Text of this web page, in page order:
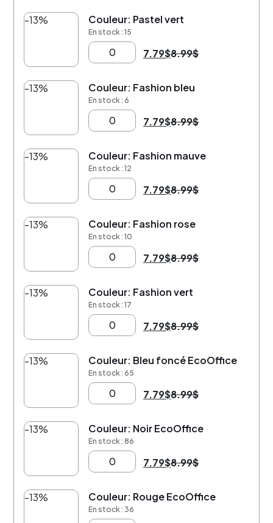
-13% Couleur: Pastel vert
En stock : 15
7.79$8.99$
-13% Couleur: Fashion bleu
En stock : 6
7.79$8.99$
-13% Couleur: Fashion mauve
En stock : 12
7.79$8.99$
-13% Couleur: Fashion rose
En stock : 10
7.79$8.99$
-13% Couleur: Fashion vert
En stock : 17
7.79$8.99$
-13% Couleur: Bleu foncé EcoOffice
En stock : 65
7.79$8.99$
-13% Couleur: Noir EcoOffice
En stock : 86
7.79$8.99$
-13% Couleur: Rouge EcoOffice
En stock : 36